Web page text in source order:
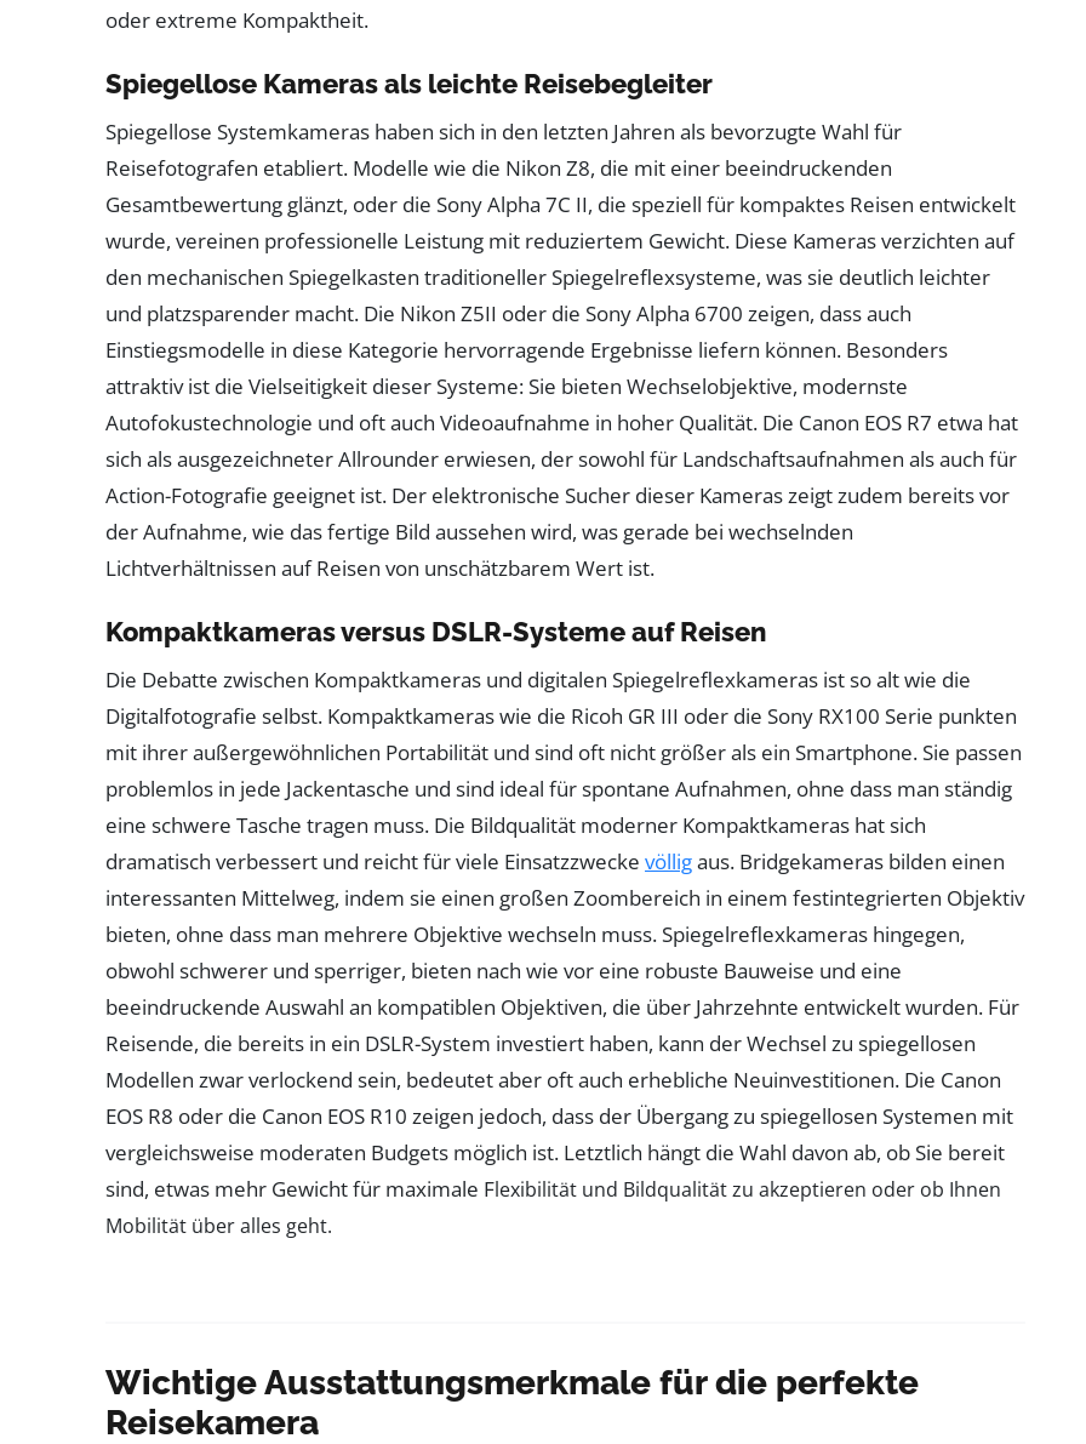
oder extreme Kompaktheit.
Spiegellose Kameras als leichte Reisebegleiter
Spiegellose Systemkameras haben sich in den letzten Jahren als bevorzugte Wahl für
Reisefotografen etabliert. Modelle wie die Nikon Z8, die mit einer beeindruckenden
Gesamtbewertung glänzt, oder die Sony Alpha 7C II, die speziell für kompaktes Reisen entwickelt
wurde, vereinen professionelle Leistung mit reduziertem Gewicht. Diese Kameras verzichten auf
den mechanischen Spiegelkasten traditioneller Spiegelreflexsysteme, was sie deutlich leichter
und platzsparender macht. Die Nikon Z5II oder die Sony Alpha 6700 zeigen, dass auch
Einstiegsmodelle in diese Kategorie hervorragende Ergebnisse liefern können. Besonders
attraktiv ist die Vielseitigkeit dieser Systeme: Sie bieten Wechselobjektive, modernste
Autofokustechnologie und oft auch Videoaufnahme in hoher Qualität. Die Canon EOS R7 etwa hat
sich als ausgezeichneter Allrounder erwiesen, der sowohl für Landschaftsaufnahmen als auch für
Action-Fotografie geeignet ist. Der elektronische Sucher dieser Kameras zeigt zudem bereits vor
der Aufnahme, wie das fertige Bild aussehen wird, was gerade bei wechselnden
Lichtverhältnissen auf Reisen von unschätzbarem Wert ist.
Kompaktkameras versus DSLR-Systeme auf Reisen
Die Debatte zwischen Kompaktkameras und digitalen Spiegelreflexkameras ist so alt wie die
Digitalfotografie selbst. Kompaktkameras wie die Ricoh GR III oder die Sony RX100 Serie punkten
mit ihrer außergewöhnlichen Portabilität und sind oft nicht größer als ein Smartphone. Sie passen
problemlos in jede Jackentasche und sind ideal für spontane Aufnahmen, ohne dass man ständig
eine schwere Tasche tragen muss. Die Bildqualität moderner Kompaktkameras hat sich
dramatisch verbessert und reicht für viele Einsatzzwecke völligaus. Bridgekameras bilden einen
interessanten Mittelweg, indem sie einen großen Zoombereich in einem festintegrierten Objektiv
bieten, ohne dass man mehrere Objektive wechseln muss. Spiegelreflexkameras hingegen,
obwohl schwerer und sperriger, bieten nach wie vor eine robuste Bauweise und eine
beeindruckende Auswahl an kompatiblen Objektiven, die über Jahrzehnte entwickelt wurden. Für
Reisende, die bereits in ein DSLR-System investiert haben, kann der Wechsel zu spiegellosen
Modellen zwar verlockend sein, bedeutet aber oft auch erhebliche Neuinvestitionen. Die Canon
EOS R8 oder die Canon EOS R10 zeigen jedoch, dass der Übergang zu spiegellosen Systemen mit
vergleichsweise moderaten Budgets möglich ist. Letztlich hängt die Wahl davon ab, ob Sie bereit
sind, etwas mehr Gewicht für maximale Flexibilität und Bildqualität zu akzeptieren oder ob Ihnen
Mobilität über alles geht.
Wichtige Ausstattungsmerkmale für die perfekte
Reisekamera